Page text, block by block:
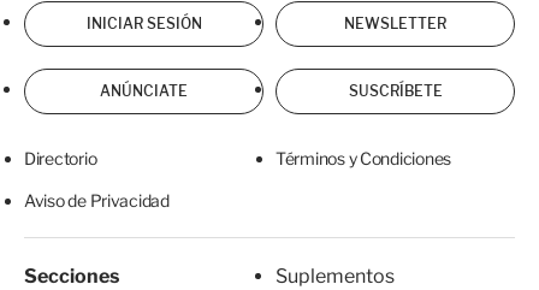
INICIAR SESIÓN NEWSLETTER
ANÚNCIATE SUSCRÍBETE
Directorio Términos y Condiciones
Aviso de Privacidad
Secciones
Suplementos